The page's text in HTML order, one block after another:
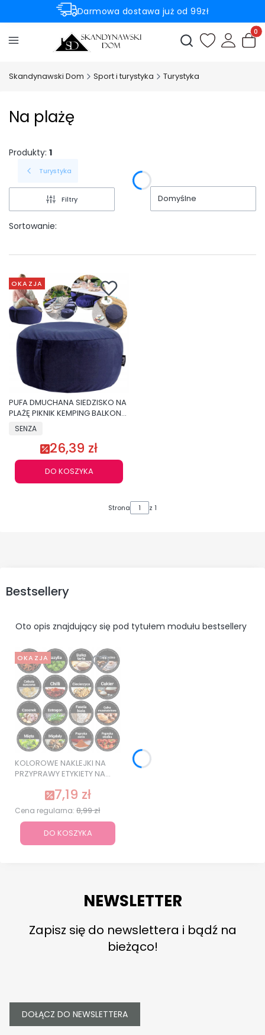
Darmowa dostawa już od 99zł
Rabaty -50% na wybrane produkty
Otwórz
Skandynawski Dom Sport i turystyka Turystyka
Na plażę
Produkty: 1
Turystyka
Filtry
Sortowanie:
Domyślne
OKAZJA
PUFA DMUCHANA SIEDZISKO NA
PLAŻĘ PIKNIK KEMPING BALKON
TARAS OGRODOWA
SENZA
26,39 zł
DO KOSZYKA
Strona z 1
Bestsellery
Oto opis znajdujący się pod tytułem modułu bestsellery
OKAZJA
KOLOROWE NAKLEJKI NA
PRZYPRAWY ETYKIETY NA
JAKOŚĆ
7,19 zł
Cena regularna: 8,99 zł
DO KOSZYKA
NEWSLETTER
Zapisz się do newslettera i bądź na
bieżąco!
DOŁĄCZ DO NEWSLETTERA